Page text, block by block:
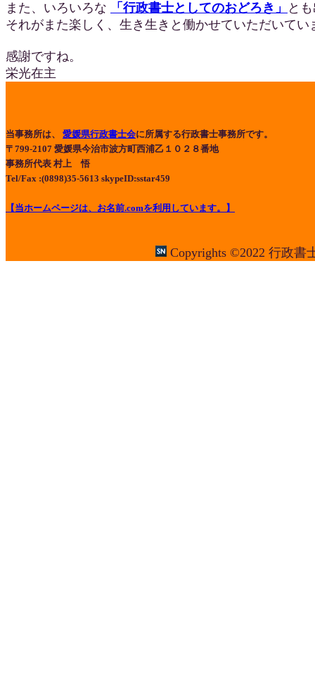
また、いろいろな 「行政書士としてのおどろき」
と
それがまた楽しく、生き生きと働かせていただいてい
感謝ですね。
栄光在主
当事務所は、 愛媛県行政書士会に所属する行政書士事務所です。
〒799-2107 愛媛県今治市波方町西浦乙１０２８番地
事務所代表 村上 悟
Tel/Fax :(0898)35-5613 skypeID:sstar459
【当ホームページは、お名前.comを利用しています。】
Copyrights ©2022 行政書